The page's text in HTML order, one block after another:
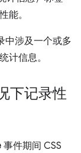
能。
中涉及一个或多
计信息。
下记录性
事件期间 CSS